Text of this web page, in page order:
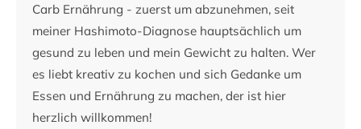
Carb Ernährung - zuerst um abzunehmen, seit
meiner Hashimoto-Diagnose hauptsächlich um
gesund zu leben und mein Gewicht zu halten. Wer
es liebt kreativ zu kochen und sich Gedanke um
Essen und Ernährung zu machen, der ist hier
herzlich willkommen!